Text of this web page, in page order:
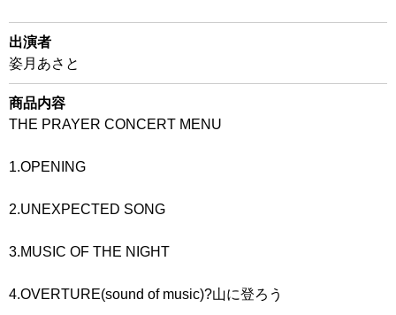
出演者
姿月あさと
商品内容
THE PRAYER CONCERT MENU
1.OPENING
2.UNEXPECTED SONG
3.MUSIC OF THE NIGHT
4.OVERTURE(sound of music)?山に登ろう